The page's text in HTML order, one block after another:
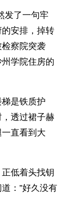
发了一句牢
安排，掉转
察院突袭
学院住房的
是铁质护
透过裙子赫
直看到大
低着头找钥
：”好久没有